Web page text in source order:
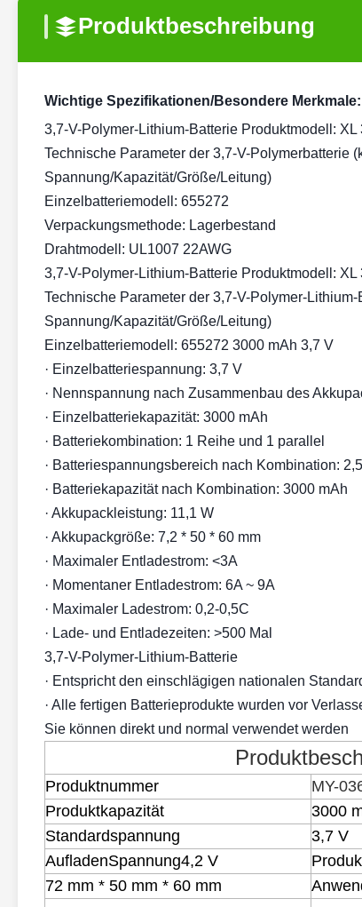
Produktbeschreibung
Wichtige Spezifikationen/Besondere Merkmale:
3,7-V-Polymer-Lithium-Batterie Produktmodell: XL
Technische Parameter der 3,7-V-Polymerbatterie
Spannung/Kapazität/Größe/Leitung)
Einzelbatteriemodell: 655272
Verpackungsmethode: Lagerbestand
Drahtmodell: UL1007 22AWG
3,7-V-Polymer-Lithium-Batterie Produktmodell: XL
Technische Parameter der 3,7-V-Polymer-
Spannung/Kapazität/Größe/Leitung)
Einzelbatteriemodell: 655272 3000 mAh 3,7 V
· Einzelbatteriespannung: 3,7 V
· Nennspannung nach Zusammenbau des
· Einzelbatteriekapazität: 3000 mAh
· Batteriekombination: 1 Reihe und 1 parallel
· Batteriespannungsbereich nach Kombination:
· Batteriekapazität nach Kombination: 3000 mAh
· Akkupackleistung: 11,1 W
· Akkupackgröße: 7,2 * 50 * 60 mm
· Maximaler Entladestrom: <3A
· Momentaner Entladestrom: 6A ~ 9A
· Maximaler Ladestrom: 0,2-0,5C
· Lade- und Entladezeiten: >500 Mal
3,7-V-Polymer-Lithium-Batterie
· Entspricht den einschlägigen nationalen
· Alle fertigen Batterieprodukte wurden vor
Sie können direkt und normal verwendet werden
Produktnummer
MY-
Produktkapazität
3000
Standardspannung
3,7 V
AufladenSpannung4,2 V
72 mm * 50 mm * 60 mm